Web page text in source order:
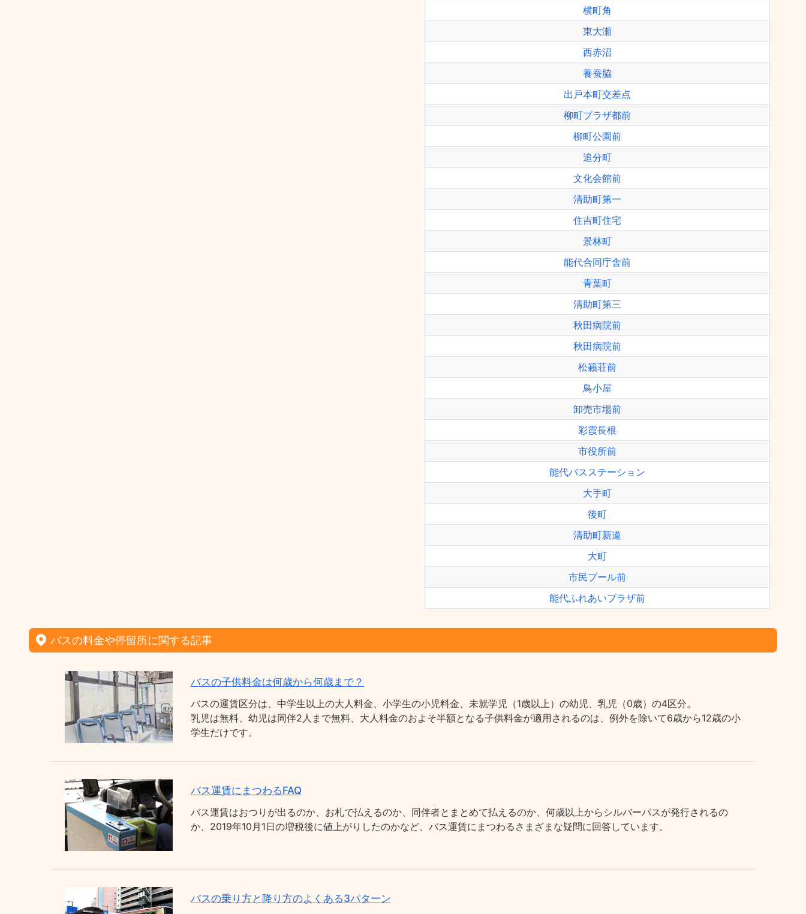
横町角
東大瀬
西赤沼
養蚕脇
出戸本町交差点
柳町プラザ都前
柳町公園前
追分町
文化会館前
清助町第一
住吉町住宅
景林町
能代合同庁舎前
青葉町
清助町第三
秋田病院前
秋田病院前
松籟荘前
鳥小屋
卸売市場前
彩霞長根
市役所前
能代バスステーション
大手町
後町
清助町新道
大町
市民プール前
能代ふれあいプラザ前
バスの料金や停留所に関する記事
バスの子供料金は何歳から何歳まで？
バスの運賃区分は、中学生以上の大人料金、小学生の小児料金、未就学児（1歳以上）の幼児、乳児（0歳）の4区分。
乳児は無料、幼児は同伴2人まで無料、大人料金のおよそ半額となる子供料金が適用されるのは、例外を除いて6歳から12歳の小
学生だけです。
バス運賃にまつわるFAQ
バス運賃はおつりが出るのか、お札で払えるのか、同伴者とまとめて払えるのか、何歳以上からシルバーパスが発行されるの
か、2019年10月1日の増税後に値上がりしたのかなど、バス運賃にまつわるさまざまな疑問に回答しています。
バスの乗り方と降り方のよくある3パターン